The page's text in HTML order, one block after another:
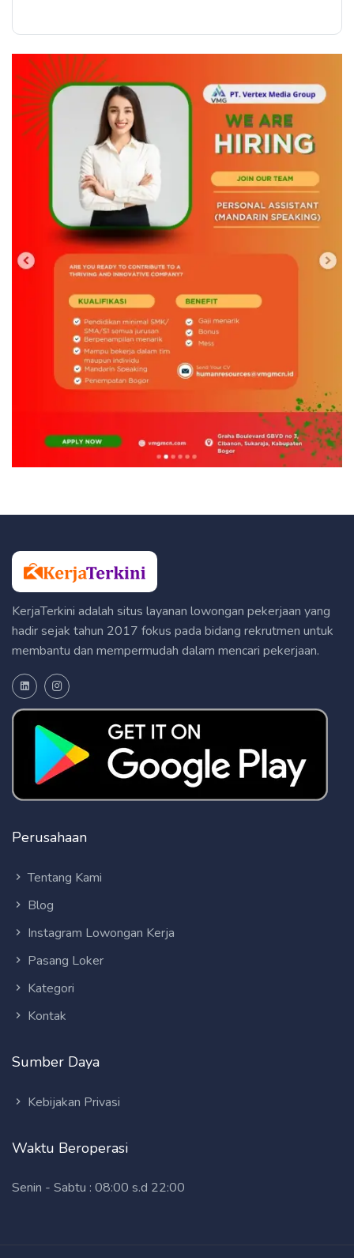
KerjaTerkini adalah situs layanan lowongan pekerjaan yang
hadir sejak tahun 2017 fokus pada bidang rekrutmen untuk
membantu dan mempermudah dalam mencari pekerjaan.
Perusahaan
Tentang Kami
Blog
Instagram Lowongan Kerja
Pasang Loker
Kategori
Kontak
Sumber Daya
Kebijakan Privasi
Waktu Beroperasi
Senin - Sabtu : 08:00 s.d 22:00